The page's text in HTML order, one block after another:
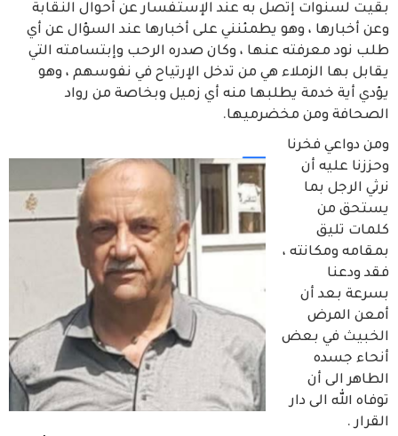
بقيت لسنوات إتصل به عند الإستفسار عن أحوال النقابة
وعن أخبارها ، وهو يطمئنني على أخبارها عند السؤال عن أي
طلب نود معرفته عنها ، وكان صدره الرحب وإبتسامته التي
يقابل بها الزملاء هي من تدخل الإرتياح في نفوسهم ، وهو
يؤدي أية خدمة يطلبها منه أي زميل وبخاصة من رواد
الصحافة ومن مخضرميها.
ومن دواعي فخرنا
وحززنا عليه أن
نرثي الرجل بما
يستحق من
كلمات تليق
بمقامه ومكانته ،
فقد ودعنا
بسرعة بعد أن
أمعن المرض
الخبيث في بعض
أنحاء جسده
الطاهر الى أن
توفاه الله الى دار
القرار .